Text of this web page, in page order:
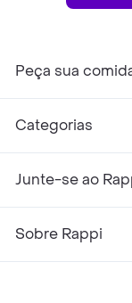
Peça sua
Categorias
Junte-se ao
Sobre Rappi